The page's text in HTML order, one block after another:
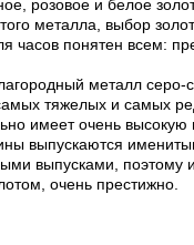
розовое и белое
металла, выбор
часов понятен всем:
металл серо-
тяжелых и самых
имеет очень высокую
выпускаются
выпусками, поэтому
очень престижно.